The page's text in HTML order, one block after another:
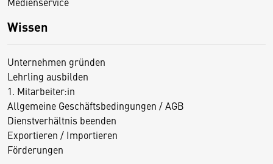
Wissen
Unternehmen gründen
Lehrling ausbilden
1. Mitarbeiter:in
Allgemeine Geschäftsbedingungen / AGB
Dienstverhältnis beenden
Exportieren / Importieren
Förderungen